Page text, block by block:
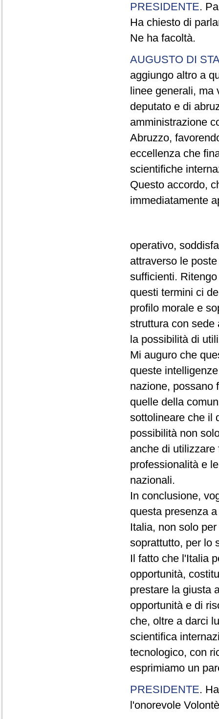
PRESIDENTE.
Ha chiesto di
Ne ha facoltà.
AUGUSTO DI
aggiungo altro a
linee generali, ma
deputato e di
amministrazione
Abruzzo,
eccellenza che
scientifiche
Questo accordo,
immediatamente
operativo,
attraverso le
sufficienti.
questi termini ci
profilo morale e
struttura con sede
la possibilità di
Mi auguro che
queste
nazione, possano
quelle della
sottolineare che il
possibilità non
anche di
professionalità e
nazionali.
In conclusione,
questa presenza
Italia, non solo
soprattutto, per lo
Il fatto che l'Italia
opportunità,
prestare la giusta
opportunità e di
che, oltre a darci
scientifica
tecnologico, con
esprimiamo un
PRESIDENTE.
l'onorevole